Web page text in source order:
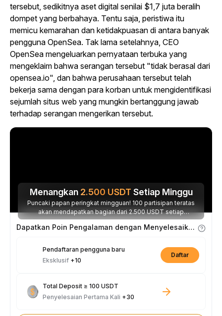
tersebut, sedikitnya aset digital senilai $1,7 juta beralih
dompet yang berbahaya. Tentu saja, peristiwa itu
memicu kemarahan dan ketidakpuasan di antara banyak
pengguna OpenSea. Tak lama setelahnya, CEO
OpenSea mengeluarkan pernyataan terbuka yang
mengeklaim bahwa serangan tersebut "tidak berasal dari
opensea.io", dan bahwa perusahaan tersebut telah
bekerja sama dengan para korban untuk mengidentifikasi
sejumlah situs web yang mungkin bertanggung jawab
terhadap serangan mengerikan tersebut.
Menangkan 2.500 USDT Setiap Minggu
Puncaki papan peringkat mingguan! 100 partisipan teratas
akan mendapatkan bagian dari 2.500 USDT setiap
minggunya.
Dapatkan Poin Pengalaman dengan Menyelesaikan Tugas
Pendaftaran pengguna baru
Eksklusif +10
Daftar
Total Deposit ≥ 100 USDT
Penyelesaian Pertama Kali +30